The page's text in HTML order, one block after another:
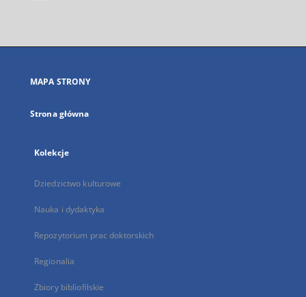
się
karcie
MAPA STRONY
Strona główna
Kolekcje
Dziedzictwo kulturowe
Nauka i dydaktyka
Repozytorium prac doktorskich
Regionalia
Zbiory bibliofilskie